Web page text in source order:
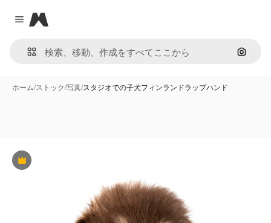
Close menu
Magnific
画像で
ホーム/ストック/写真/スタジオでの子犬フィンランドラップハンド
Premium